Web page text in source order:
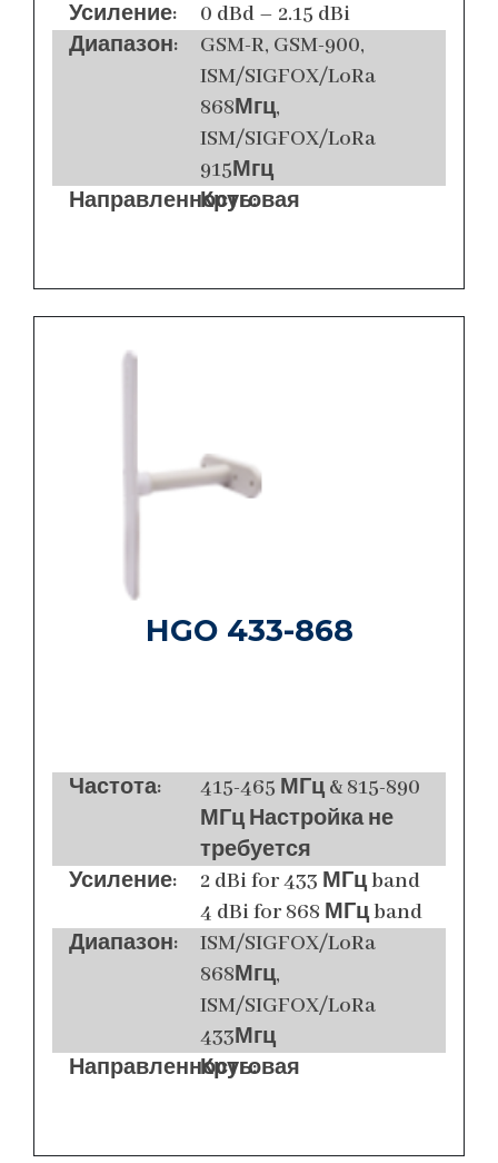
Усиление:
0 dBd – 2.15 dBi
Диапазон:
GSM-R, GSM-900,
ISM/SIGFOX/LoRa
868Мгц,
ISM/SIGFOX/LoRa
915Мгц
Направленность:
Круговая
HGO 433-868
Частота:
415-465 МГц & 815-890
МГц Настройка не
требуется
Усиление:
2 dBi for 433 МГц band
4 dBi for 868 МГц band
Диапазон:
ISM/SIGFOX/LoRa
868Мгц,
ISM/SIGFOX/LoRa
433Мгц
Направленность:
Круговая